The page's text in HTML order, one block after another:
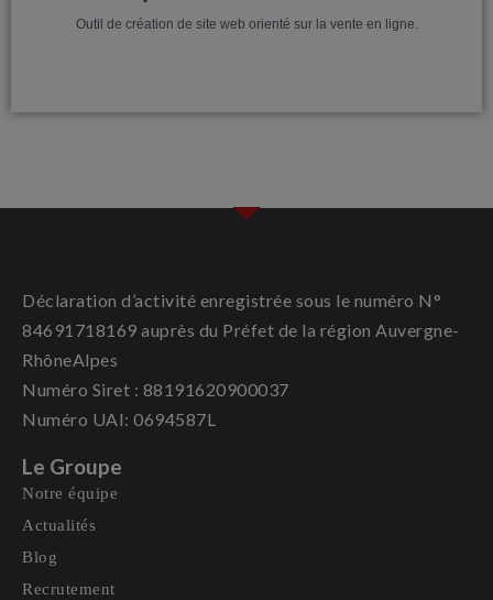
Outil de création de site web orienté sur la vente en ligne.
Déclaration d’activité enregistrée sous le numéro N°
84691718169 auprès du Préfet de la région Auvergne-
RhôneAlpes
Numéro Siret : 88191620900037
Numéro UAI: 0694587L
Le Groupe
Notre équipe
Actualités
Blog
Recrutement